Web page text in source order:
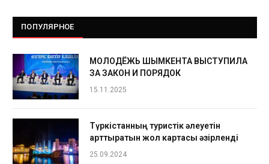
ПОПУЛЯРНОЕ
МОЛОДЁЖЬ ШЫМКЕНТА ВЫСТУПИЛА
ЗА ЗАКОН И ПОРЯДОК
15.11.2025
Түркістанның туристік әлеуетін
арттыратын жол картасы әзірленді
25.09.2024